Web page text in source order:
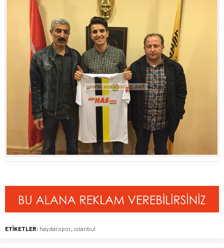
ETİKETLER: haydarspor, istanbul